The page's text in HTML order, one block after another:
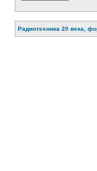
Радиотехника 20 века,